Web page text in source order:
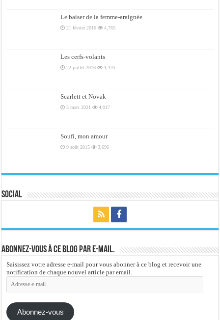
Le baiser de la femme-araignée
21 février 2016 4,765
Les cerfs-volants
22 juillet 2016 4,470
Scarlett et Novak
5 mars 2021 4,017
Soufi, mon amour
9 août 2015 3,696
Social
Abonnez-vous à ce blog par e-mail.
Saisissez votre adresse e-mail pour vous abonner à ce blog et recevoir une
notification de chaque nouvel article par email.
Adresse
e-
Abonnez-vous